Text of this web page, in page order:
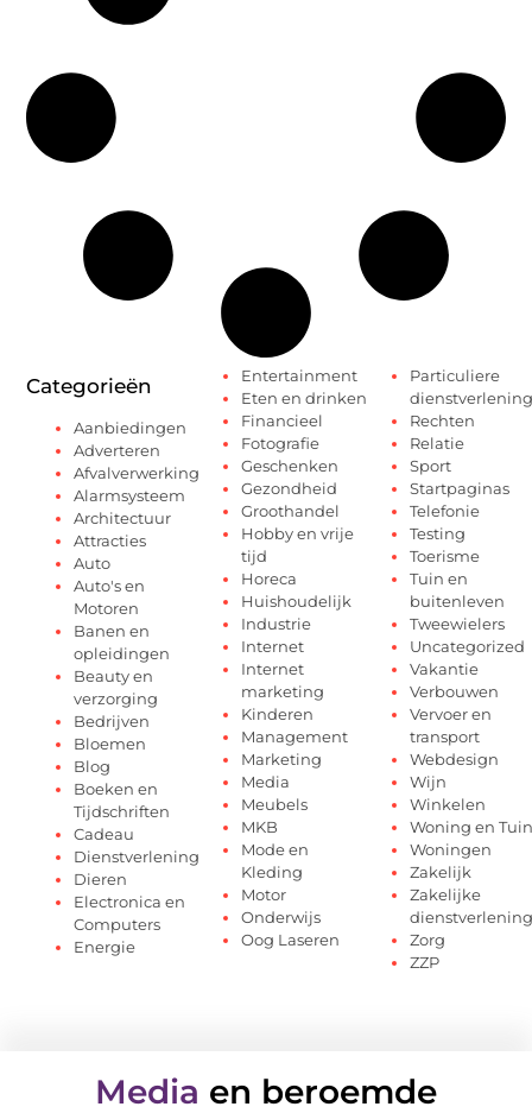
Categorieën
Aanbiedingen
Adverteren
Afvalverwerking
Alarmsysteem
Architectuur
Attracties
Auto
Auto's en
Motoren
Banen en
opleidingen
Beauty en
verzorging
Bedrijven
Bloemen
Blog
Boeken en
Tijdschriften
Cadeau
Dienstverlening
Dieren
Electronica en
Computers
Energie
Entertainment
Eten en drinken
Financieel
Fotografie
Geschenken
Gezondheid
Groothandel
Hobby en vrije
tijd
Horeca
Huishoudelijk
Industrie
Internet
Internet
marketing
Kinderen
Management
Marketing
Media
Meubels
MKB
Mode en
Kleding
Motor
Onderwijs
Oog Laseren
Particuliere
dienstverlening
Rechten
Relatie
Sport
Startpaginas
Telefonie
Testing
Toerisme
Tuin en
buitenleven
Tweewielers
Uncategorized
Vakantie
Verbouwen
Vervoer en
transport
Webdesign
Wijn
Winkelen
Woning en Tuin
Woningen
Zakelijk
Zakelijke
dienstverlening
Zorg
ZZP
Media en beroemde